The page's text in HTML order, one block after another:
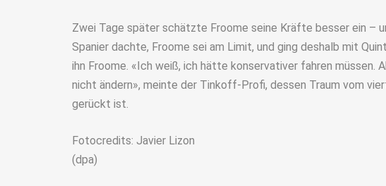
Zwei Tage später schätzte Froome seine Kräfte besser ein –
Spanier dachte, Froome sei am Limit, und ging deshalb mit
ihn Froome. «Ich weiß, ich hätte konservativer fahren müssen.
nicht ändern», meinte der Tinkoff-Profi, dessen Traum vom
gerückt ist.
Fotocredits: Javier Lizon
(dpa)